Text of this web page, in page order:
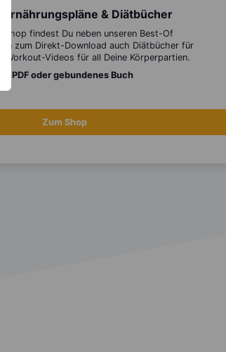
& Diätbücher
Shop findest Du neben unseren Best-Of
zum Direkt-Download auch Diätbücher für
Workout-Videos für all Deine Körperpartien.
Als PDF oder gebundenes Buch
Zum Shop